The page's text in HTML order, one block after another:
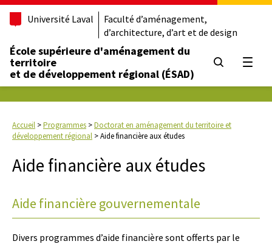
Université Laval
Faculté d’aménagement,
d’architecture, d’art et de design
École supérieure d'aménagement du
territoire
et de développement régional (ÉSAD)
Accueil >Programmes >Doctorat en aménagement du territoire et
développement régional >Aide financière aux études
Aide financière aux études
Aide financière gouvernementale
Divers programmes d’aide financière sont offerts par le